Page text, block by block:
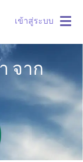
เข้าสู่ระบบ
จาก